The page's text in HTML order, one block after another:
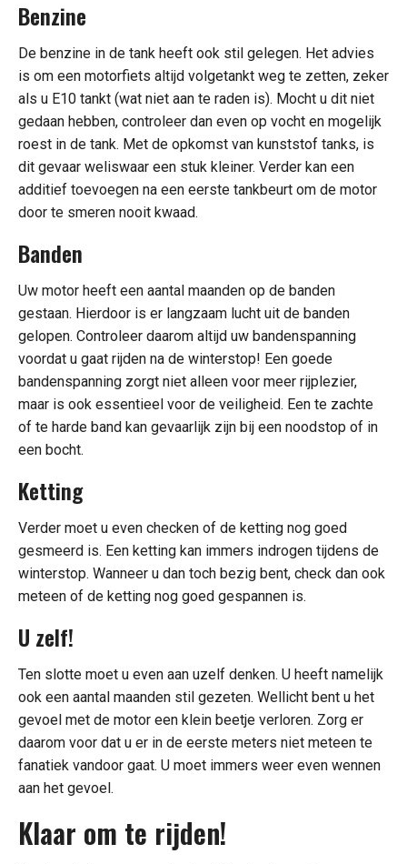
Benzine
De benzine in de tank heeft ook stil gelegen. Het advies
is om een motorfiets altijd volgetankt weg te zetten, zeker
als u E10 tankt (wat niet aan te raden is). Mocht u dit niet
gedaan hebben, controleer dan even op vocht en mogelijk
roest in de tank. Met de opkomst van kunststof tanks, is
dit gevaar weliswaar een stuk kleiner. Verder kan een
additief toevoegen na een eerste tankbeurt om de motor
door te smeren nooit kwaad.
Banden
Uw motor heeft een aantal maanden op de banden
gestaan. Hierdoor is er langzaam lucht uit de banden
gelopen. Controleer daarom altijd uw bandenspanning
voordat u gaat rijden na de winterstop! Een goede
bandenspanning zorgt niet alleen voor meer rijplezier,
maar is ook essentieel voor de veiligheid. Een te zachte
of te harde band kan gevaarlijk zijn bij een noodstop of in
een bocht.
Ketting
Verder moet u even checken of de ketting nog goed
gesmeerd is. Een ketting kan immers indrogen tijdens de
winterstop. Wanneer u dan toch bezig bent, check dan ook
meteen of de ketting nog goed gespannen is.
U zelf!
Ten slotte moet u even aan uzelf denken. U heeft namelijk
ook een aantal maanden stil gezeten. Wellicht bent u het
gevoel met de motor een klein beetje verloren. Zorg er
daarom voor dat u er in de eerste meters niet meteen te
fanatiek vandoor gaat. U moet immers weer even wennen
aan het gevoel.
Klaar om te rijden!